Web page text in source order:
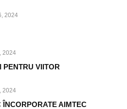
2024
2024
VIITOR
2024
AIMTEC